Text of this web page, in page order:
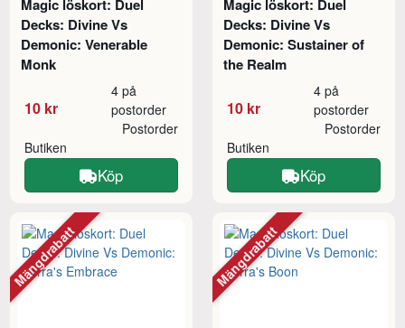
Magic löskort: Duel
Decks: Divine Vs
Demonic: Venerable
Monk
10 kr
4 på
postorder
Butiken
Postorder
Köp
Magic löskort: Duel
Decks: Divine Vs
Demonic: Sustainer of
the Realm
10 kr
4 på
postorder
Butiken
Postorder
Köp
Mängdrabatt Mängdrabatt